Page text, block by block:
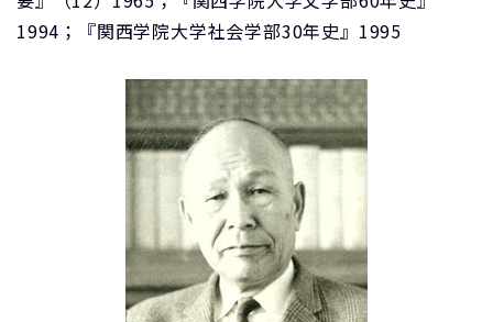
1994；『関西学院大学社会学部30年史』1995